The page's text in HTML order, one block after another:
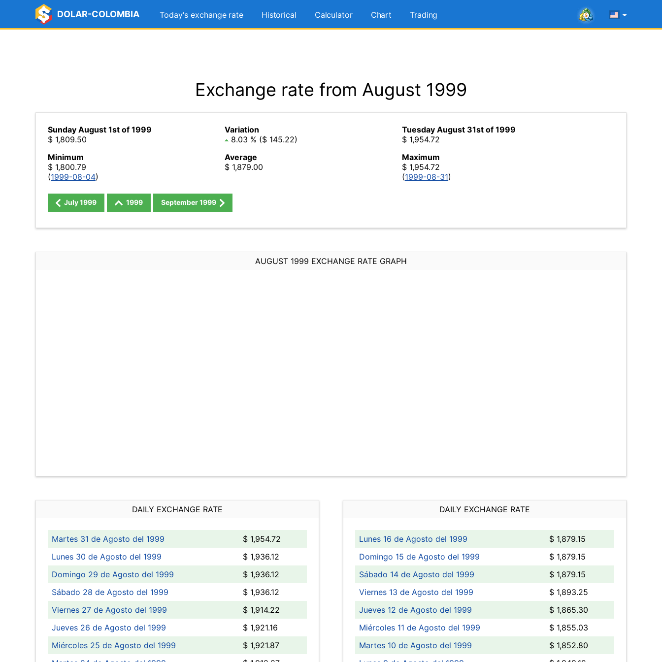
DOLAR-COLOMBIA Today's exchange rate Historical Calculator Chart Trading
Exchange rate from August 1999
Sunday August 1st of 1999
$ 1,809.50
Variation
8.03 % ($ 145.22)
Tuesday August 31st of 1999
$ 1,954.72
Minimum
$ 1,800.79
(1999-08-04)
Average
$ 1,879.00
Maximum
$ 1,954.72
(1999-08-31)
July1999 1999 September1999
AUGUST 1999 EXCHANGE RATE GRAPH
DAILY EXCHANGE RATE
Martes 31 de Agosto del 1999
$ 1,954.72
Lunes 30 de Agosto del 1999
$ 1,936.12
Domingo 29 de Agosto del 1999
$ 1,936.12
Sábado 28 de Agosto del 1999
$ 1,936.12
Viernes 27 de Agosto del 1999
$ 1,914.22
Jueves 26 de Agosto del 1999
$ 1,921.16
Miércoles 25 de Agosto del 1999
$ 1,921.87
DAILY EXCHANGE RATE
Lunes 16 de Agosto del 1999
$ 1,879.15
Domingo 15 de Agosto del 1999
$ 1,879.15
Sábado 14 de Agosto del 1999
$ 1,879.15
Viernes 13 de Agosto del 1999
$ 1,893.25
Jueves 12 de Agosto del 1999
$ 1,865.30
Miércoles 11 de Agosto del 1999
$ 1,855.03
Martes 10 de Agosto del 1999
$ 1,852.80